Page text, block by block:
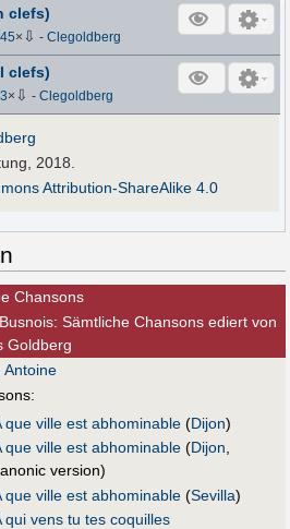
clefs)
× ⇩ -Clegoldberg
clefs)
× ⇩ -Clegoldberg
2018.
Attribution-ShareAlike 4.0
Chansons
Sämtliche Chansons ediert von
Goldberg
Antoine
que ville est abhominable (Dijon)
que ville est abhominable (Dijon
version)
que ville est abhominable (Sevilla)
qui vens tu tes coquilles